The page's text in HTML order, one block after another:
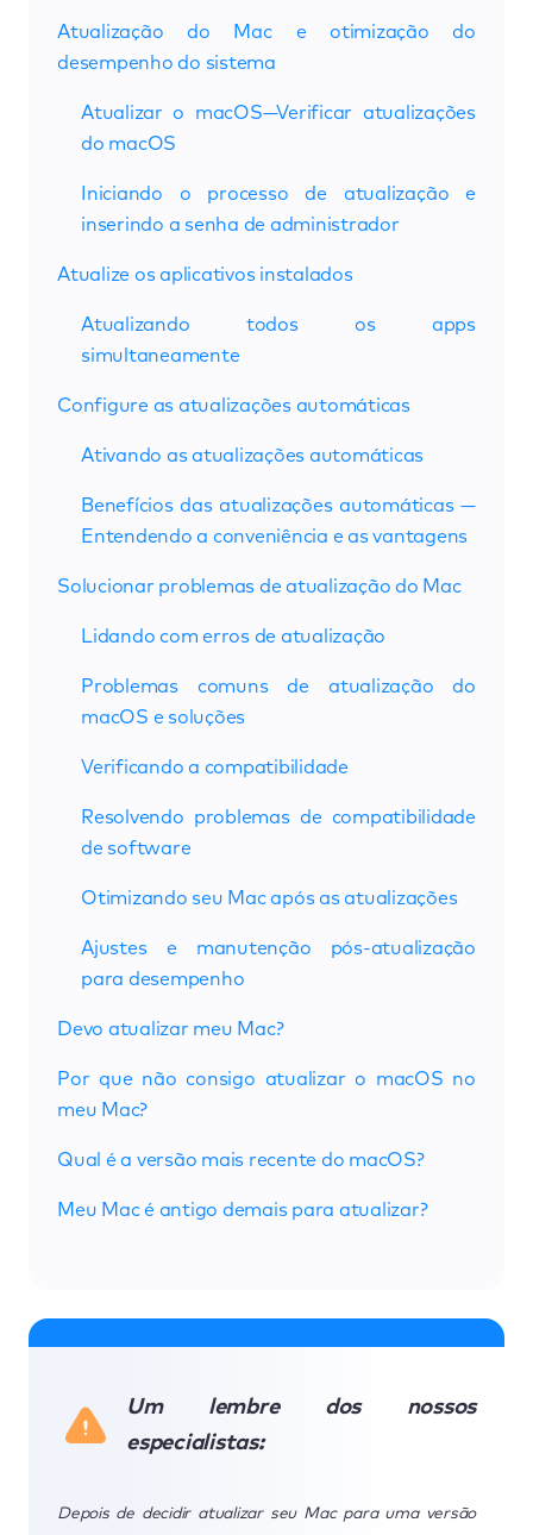
Atualização do Mac e otimização do
desempenho do sistema
Atualizar o macOS—Verificar atualizações
do macOS
Iniciando o processo de atualização e
inserindo a senha de administrador
Atualize os aplicativos instalados
Atualizando todos os apps
simultaneamente
Configure as atualizações automáticas
Ativando as atualizações automáticas
Benefícios das atualizações automáticas —
Entendendo a conveniência e as vantagens
Solucionar problemas de atualização do Mac
Lidando com erros de atualização
Problemas comuns de atualização do
macOS e soluções
Verificando a compatibilidade
Resolvendo problemas de compatibilidade
de software
Otimizando seu Mac após as atualizações
Ajustes e manutenção pós-atualização
para desempenho
Devo atualizar meu Mac?
Por que não consigo atualizar o macOS no
meu Mac?
Qual é a versão mais recente do macOS?
Meu Mac é antigo demais para atualizar?
Um lembre dos nossos
especialistas:
Depois de decidir atualizar seu Mac para uma versão